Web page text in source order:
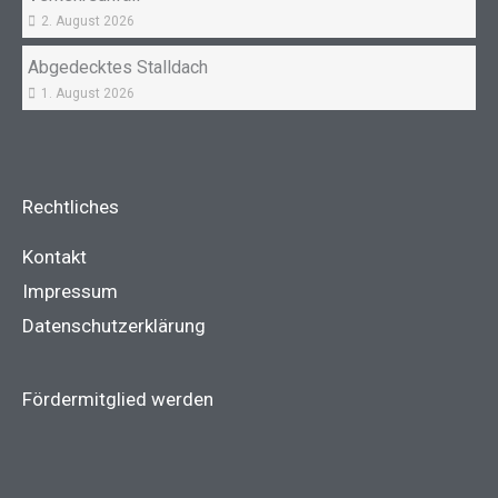
2. August 2026
Abgedecktes Stalldach
1. August 2026
Rechtliches
Kontakt
Impressum
Datenschutzerklärung
Fördermitglied werden